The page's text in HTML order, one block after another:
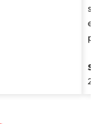
et